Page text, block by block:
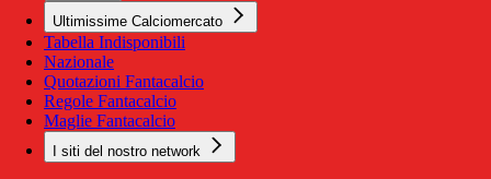
Ultimissime Calciomercato
Tabella Indisponibili
Nazionale
Quotazioni Fantacalcio
Regole Fantacalcio
Maglie Fantacalcio
I siti del nostro network